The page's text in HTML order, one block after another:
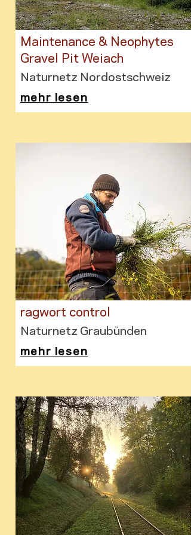
Maintenance & Neophytes
Gravel Pit Weiach
Naturnetz Nordostschweiz
mehr lesen
ragwort control
Naturnetz Graubünden
mehr lesen